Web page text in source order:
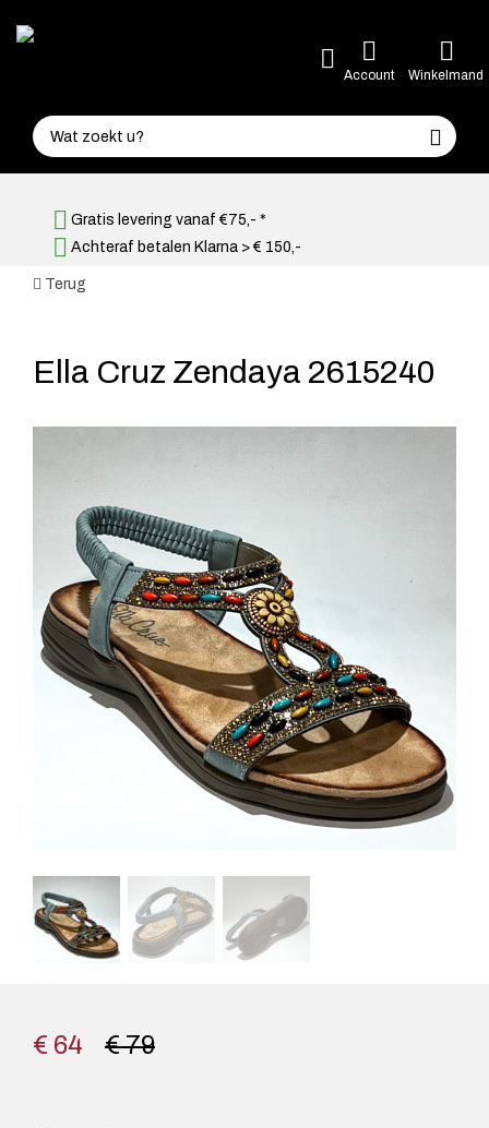
Account Winkelmand
Gratis levering vanaf €75,- *
Achteraf betalen Klarna > € 150,-
Terug
Ella Cruz Zendaya 2615240
€ 79
€ 64